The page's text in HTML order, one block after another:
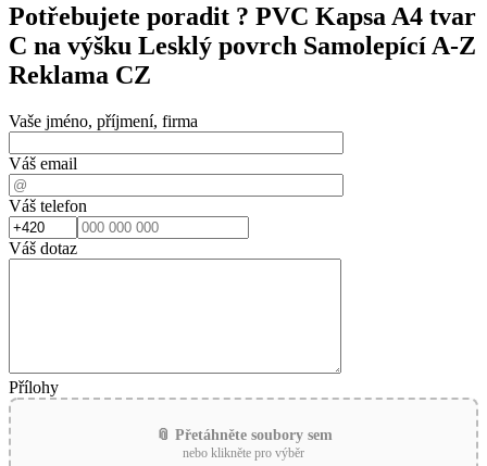
Potřebujete poradit ? PVC Kapsa A4 tvar
C na výšku Lesklý povrch Samolepící A-Z
Reklama CZ
Vaše jméno, příjmení, firma
Váš email
Váš telefon
Váš dotaz
Přílohy
📎 Přetáhněte soubory sem
nebo klikněte pro výběr